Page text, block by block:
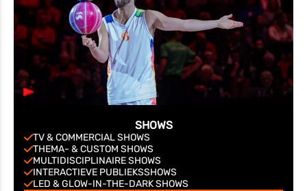
SHOWS
TV & COMMERCIAL SHOWS
THEMA- & CUSTOM SHOWS
MULTIDISCIPLINAIRE SHOWS
INTERACTIEVE PUBLIEKSSHOWS
LED & GLOW-IN-THE-DARK SHOWS